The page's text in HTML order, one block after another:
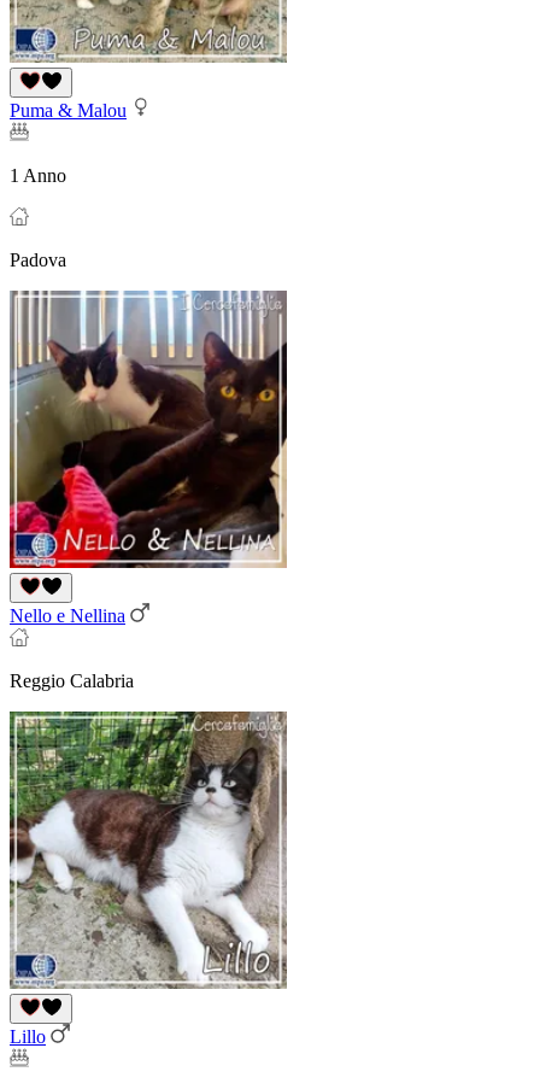
Puma & Malou
1 Anno
Padova
Nello e Nellina
Reggio Calabria
Lillo